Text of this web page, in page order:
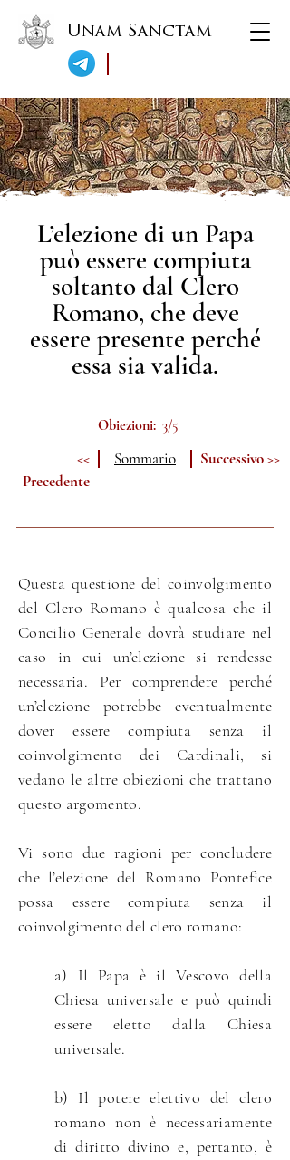
Unam Sanctam
L’elezione di un Papa
può essere compiuta
soltanto dal Clero
Romano, che deve
essere presente perché
essa sia valida.
Obiezioni: 3/5
<<
Precedente
Sommario Successivo >>
Questa questione del coinvolgimento
del Clero Romano è qualcosa che il
Concilio Generale dovrà studiare nel
caso in cui un’elezione si rendesse
necessaria. Per comprendere perché
un’elezione potrebbe eventualmente
dover essere compiuta senza il
coinvolgimento dei Cardinali, si
vedano le altre obiezioni che trattano
questo argomento.
Vi sono due ragioni per concludere
che l’elezione del Romano Pontefice
possa essere compiuta senza il
coinvolgimento del clero romano:
a) Il Papa è il Vescovo della
Chiesa universale e può quindi
essere eletto dalla Chiesa
universale.
b) Il potere elettivo del clero
romano non è necessariamente
di diritto divino e, pertanto, è